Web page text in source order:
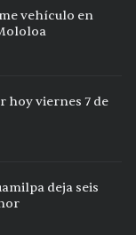
vehículo en
hoy viernes 7 de
deja seis